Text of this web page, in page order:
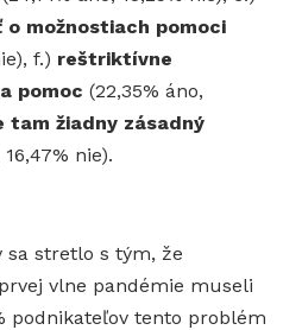
možnostiach pomoci
f.) reštriktívne
pomoc (22,35% áno,
tam žiadny zásadný
nie).
sa stretlo s tým, že
vlne pandémie museli
podnikateľov tento problém